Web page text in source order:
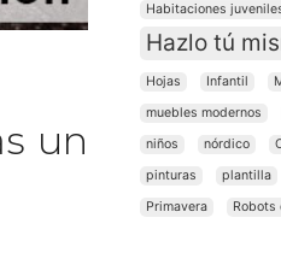
un
Habitaciones
Hazlo tú
Hojas Infantil
muebles modernos
niños
nórdico
pinturas
plantilla
Primavera
Robots